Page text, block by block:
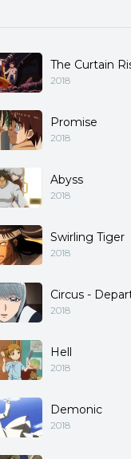
The Curtain
2018
Promise
2018
Abyss
2018
Swirling Tiger
2018
Circus -
2018
Hell
2018
Demonic
2018